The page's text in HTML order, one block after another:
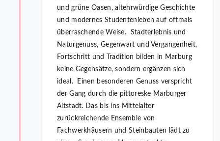
und grüne Oasen, altehrwürdige Geschichte
und modernes Studentenleben auf oftmals
überraschende Weise. Stadterlebnis und
Naturgenuss, Gegenwart und Vergangenheit,
Fortschritt und Tradition bilden in Marburg
keine Gegensätze, sondern ergänzen sich
ideal. Einen besonderen Genuss verspricht
der Gang durch die pittoreske Marburger
Altstadt. Das bis ins Mittelalter
zurückreichende Ensemble von
Fachwerkhäusern und Steinbauten lädt zu